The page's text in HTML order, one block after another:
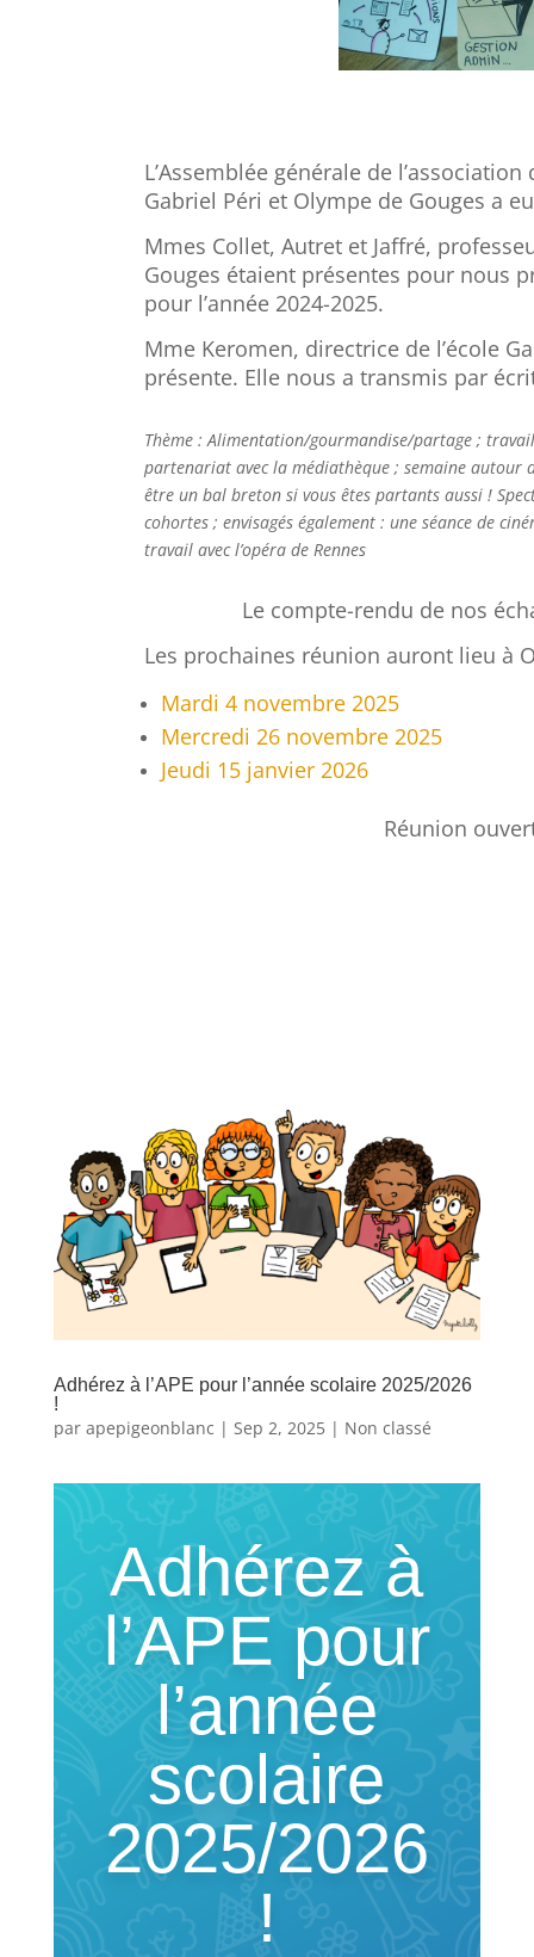
L’Assemblée générale de
Gabriel Péri et Olympe de Gouges a
Mmes Collet, Autret et Jaffré,
Gouges étaient présentes pour nous
pour l’année 2024-2025.
Mme Keromen, directrice de l’école
présente. Elle nous a transmis par
Thème : Alimentation/gourmandise/partage ;
partenariat avec la médiathèque ; semaine autour
être un bal breton si vous êtes partants aussi !
cohortes ; envisagés également : une séance de
travail avec l’opéra de Rennes
Le compte-rendu de nos
Les prochaines réunion auront lieu à
Mardi 4 novembre 2025
Mercredi 26 novembre 2025
Jeudi 15 janvier 2026
Réunion
Adhérez à l’APE pour l’année scolaire 2025/2026
!
par apepigeonblanc | Sep 2, 2025| Non classé
Adhérez à
l’APE pour
l’année
scolaire
2025/2026
!